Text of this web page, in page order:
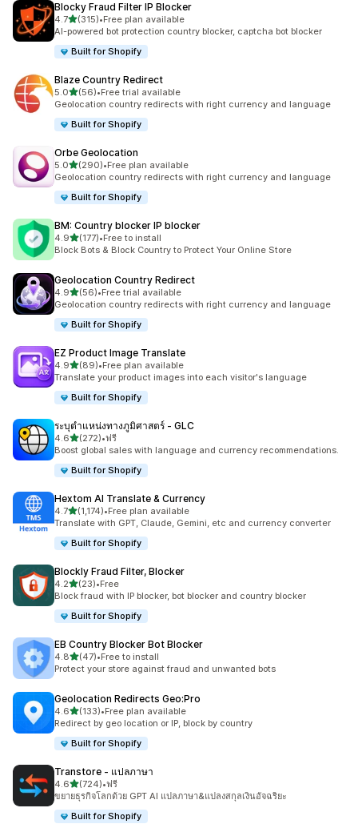
Blocky Fraud Filter IP Blocker
4.7เต็ม 5 ดาว
(315)
ทั้งหมด 315 รีวิว
•Free plan available
AI-powered bot protection country blocker, captcha bot blocker
Built for Shopify
Blaze Country Redirect
5.0เต็ม 5 ดาว
(56)
ทั้งหมด 56 รีวิว
•Free trial available
Geolocation country redirects with right currency and language
Built for Shopify
Orbe Geolocation
5.0เต็ม 5 ดาว
(290)
ทั้งหมด 290 รีวิว
•Free plan available
Geolocation country redirects with right currency and language
Built for Shopify
BM: Country blocker IP blocker
4.9เต็ม 5 ดาว
(177)
ทั้งหมด 177 รีวิว
•Free to install
Block Bots & Block Country to Protect Your Online Store
Geolocation Country Redirect
4.9เต็ม 5 ดาว
(56)
ทั้งหมด 56 รีวิว
•Free trial available
Geolocation country redirects with right currency and language
Built for Shopify
EZ Product Image Translate
4.9เต็ม 5 ดาว
(89)
ทั้งหมด 89 รีวิว
•Free plan available
Translate your product images into each visitor's language
Built for Shopify
ระบุตำแหน่งทางภูมิศาสตร์ ‑ GLC
4.6เต็ม 5 ดาว
(272)
ทั้งหมด 272 รีวิว
•ฟรี
Boost global sales with language and currency recommendations.
Built for Shopify
Hextom AI Translate & Currency
4.7เต็ม 5 ดาว
(1,174)
ทั้งหมด 1174 รีวิว
•Free plan available
Translate with GPT, Claude, Gemini, etc and currency converter
Built for Shopify
Blockly Fraud Filter, Blocker
4.2เต็ม 5 ดาว
(23)
ทั้งหมด 23 รีวิว
•Free
Block fraud with IP blocker, bot blocker and country blocker
Built for Shopify
EB Country Blocker Bot Blocker
4.8เต็ม 5 ดาว
(47)
ทั้งหมด 47 รีวิว
•Free to install
Protect your store against fraud and unwanted bots
Geolocation Redirects Geo:Pro
4.6เต็ม 5 ดาว
(133)
ทั้งหมด 133 รีวิว
•Free plan available
Redirect by geo location or IP, block by country
Built for Shopify
Transtore ‑ แปลภาษา
4.6เต็ม 5 ดาว
(724)
ทั้งหมด 724 รีวิว
•ฟรี
ขยายธุรกิจโลกด้วย GPT AI แปลภาษา&แปลงสกุลเงินอัจฉริยะ
Built for Shopify